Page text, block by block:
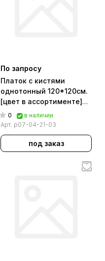
По запросу
Платок с кистями
однотонный 120*120см.
[цвет в ассортименте]
арт. р07-04-21-03
0
в наличии
Арт. р07-04-21-03
под заказ